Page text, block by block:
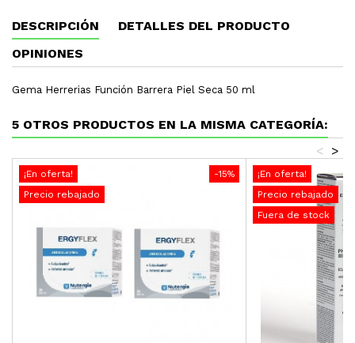
DESCRIPCIÓN
DETALLES DEL PRODUCTO
OPINIONES
Gema Herrerias Función Barrera Piel Seca 50 ml
5 OTROS PRODUCTOS EN LA MISMA CATEGORÍA:
>
<
-15%
¡En oferta!
Precio rebajado
¡En oferta!
Precio rebajado
Fuera de stock